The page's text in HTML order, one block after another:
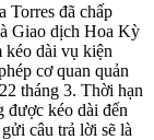
Torres đã chấp
Giao dịch Hoa Kỳ
kéo dài vụ kiện
cơ quan quản
tháng 3. Thời hạn
được kéo dài đến
câu trả lời sẽ là